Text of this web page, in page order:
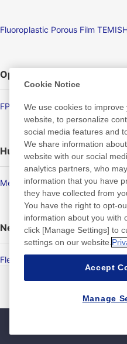
Fluoroplastic Porous Film
Optronics
FPD/Touch Panel Related
Human Life
Membrane Products
New Products/
Flex Sensing
Cookie Notice
We use cookies to
website, to personalize
social media features and
We share information
website with our social
analytics partners, who
information that you have
they have collected from
You have the right to opt-
information about you with
click [Manage Settings] to
settings on our website.
Accept
Manage